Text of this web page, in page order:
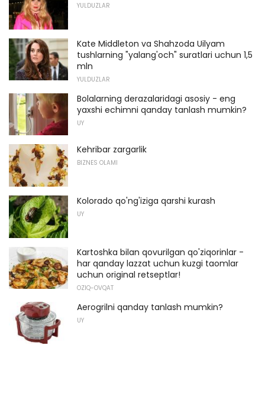
YULDUZLAR
Kate Middleton va Shahzoda Uilyam
tushlarning "yalang'och" suratlari uchun 1,5
mln
YULDUZLAR
Bolalarning derazalaridagi asosiy - eng
yaxshi echimni qanday tanlash mumkin?
UY
Kehribar zargarlik
BIZNES OLAMI
Kolorado qo'ng'iziga qarshi kurash
UY
Kartoshka bilan qovurilgan qo'ziqorinlar -
har qanday lazzat uchun kuzgi taomlar
uchun original retseptlar!
OZIQ-OVQAT
Aerogrilni qanday tanlash mumkin?
UY